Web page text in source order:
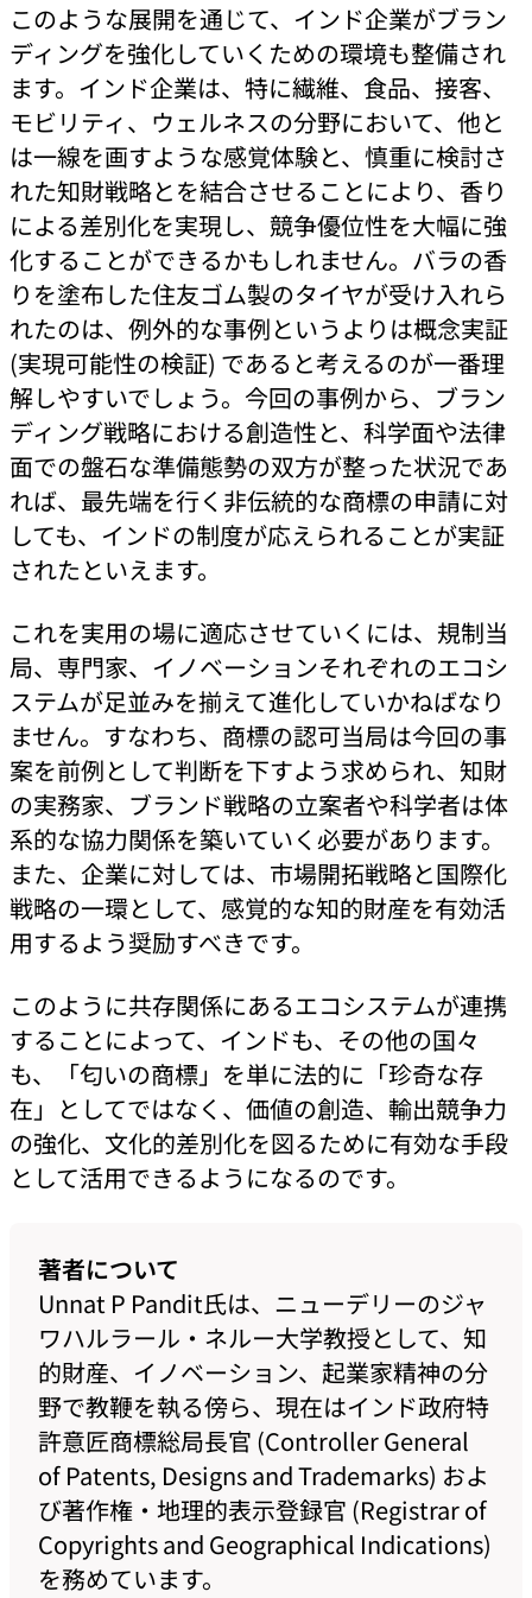
このような展開を通じて、インド企業がブラン
ディングを強化していくための環境も整備され
ます。インド企業は、特に繊維、食品、接客、
モビリティ、ウェルネスの分野において、他と
は一線を画すような感覚体験と、慎重に検討さ
れた知財戦略とを結合させることにより、香り
による差別化を実現し、競争優位性を大幅に強
化することができるかもしれません。バラの香
りを塗布した住友ゴム製のタイヤが受け入れら
れたのは、例外的な事例というよりは概念実証
(実現可能性の検証) であると考えるのが一番理
解しやすいでしょう。今回の事例から、ブラン
ディング戦略における創造性と、科学面や法律
面での盤石な準備態勢の双方が整った状況であ
れば、最先端を行く非伝統的な商標の申請に対
しても、インドの制度が応えられることが実証
されたといえます。
これを実用の場に適応させていくには、規制当
局、専門家、イノベーションそれぞれのエコシ
ステムが足並みを揃えて進化していかねばなり
ません。すなわち、商標の認可当局は今回の事
案を前例として判断を下すよう求められ、知財
の実務家、ブランド戦略の立案者や科学者は体
系的な協力関係を築いていく必要があります。
また、企業に対しては、市場開拓戦略と国際化
戦略の一環として、感覚的な知的財産を有効活
用するよう奨励すべきです。
このように共存関係にあるエコシステムが連携
することによって、インドも、その他の国々
も、「匂いの商標」を単に法的に「珍奇な存
在」としてではなく、価値の創造、輸出競争力
の強化、文化的差別化を図るために有効な手段
として活用できるようになるのです。
著者について
Unnat P Pandit氏は、ニューデリーのジャ
ワハルラール・ネルー大学教授として、知
的財産、イノベーション、起業家精神の分
野で教鞭を執る傍ら、現在はインド政府特
許意匠商標総局長官 (Controller General
of Patents, Designs and Trademarks) およ
び著作権・地理的表示登録官 (Registrar of
Copyrights and Geographical Indications)
を務めています。